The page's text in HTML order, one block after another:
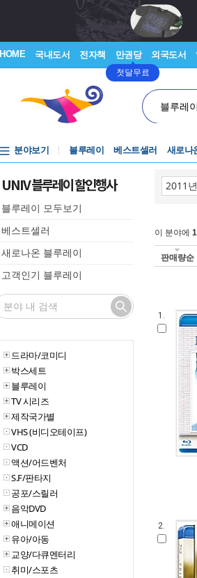
HOME 국내도서 전자책 만권당
첫달무료
외국도서
블루레
분야보기 블루레이 베스트셀러 새로나
UNIV 블루레이 할인행사
블루레이 모두보기
베스트셀러
새로나온 블루레이
고객인기 블루레이
드라마/코미디
박스세트
블루레이
TV 시리즈
제작국가별
VHS (비디오테이프)
VCD
액션/어드벤처
S.F/판타지
공포/스릴러
음악DVD
애니메이션
유아/아동
교양/다큐멘터리
취미/스포츠
이 분야에
판매량순
1.
2.